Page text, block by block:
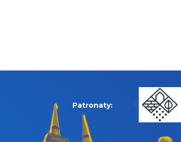
Patronaty: